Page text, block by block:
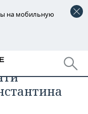
на мобильную
в